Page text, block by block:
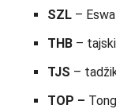
SZL –
THB –
TJS –
TOP –